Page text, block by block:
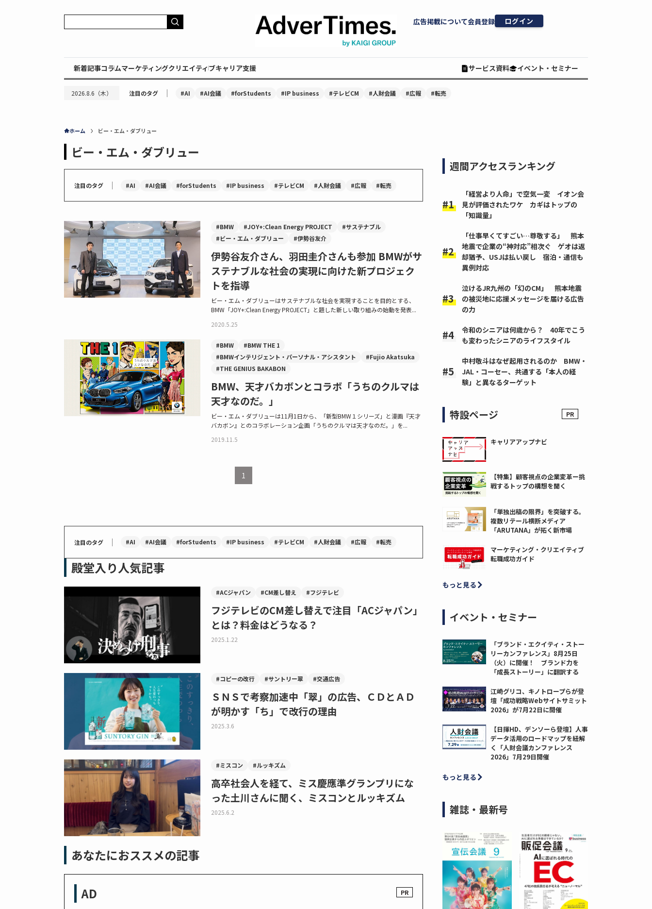
広告掲載について会員登録 ログイン
新着記事コラムマーケティングクリエイティブキャリア支援 サービス資料 イベント・セミナー
2026.8.6（木） 注目のタグ ｜ #AI #AI会議 #forStudents #IP business #テレビCM #人財会議 #広報 #転売
ホーム ビー・エム・ダブリュー
ビー・エム・ダブリュー
注目のタグ ｜ #AI #AI会議 #forStudents #IP business #テレビCM #人財会議 #広報 #転売
#BMW #JOY+:Clean Energy PROJECT
#サステナブル
#ビー・エム・ダブリュー
#伊勢谷友介
伊勢谷友介さん、羽田圭介さんも参加 BMWがサ
ステナブルな社会の実現に向けた新プロジェク
トを指導
ビー・エム・ダブリューはサステナブルな社会を実現することを目的とする、
BMW「JOY+:Clean Energy PROJECT」と題した新しい取り組みの始動を発表...
2020.5.25
#BMW
#BMW THE 1
#BMWインテリジェント・パーソナル・アシスタント
#Fujio Akatsuka
#THE GENIUS BAKABON
BMW、天才バカボンとコラボ「うちのクルマは
天才なのだ。」
ビー・エム・ダブリューは11月1日から、「新型BMW１シリーズ」と漫画『天才
バカボン』とのコラボレーション企画「うちのクルマは天才なのだ。」を...
2019.11.5
1
注目のタグ ｜ #AI #AI会議 #forStudents #IP business #テレビCM #人財会議 #広報 #転売
殿堂入り人気記事
#ACジャパン #CM差し替え #フジテレビ
フジテレビのCM差し替えで注目「ACジャパン」
とは？料金はどうなる？
2025.1.22
#コピーの改行 #サントリー翠 #交通広告
ＳＮＳで考察加速中「翠」の広告、ＣＤとＡＤ
が明かす「ち」で改行の理由
2025.3.6
#ミスコン #ルッキズム
高卒社会人を経て、ミス慶應準グランプリにな
った土川さんに聞く、ミスコンとルッキズム
2025.6.2
あなたにおススメの記事
AD
週間アクセスランキング
「経営より人命」で空気一変 イオン会
見が評価されたワケ カギはトップの
「知識量」
「仕事早くてすごい…尊敬する」 熊本
地震で企業の“神対応”相次ぐ ゲオは返
却猶予、USJは払い戻し 宿泊・通信も
異例対応
泣けるJR九州の「幻のCM」 熊本地震
の被災地に応援メッセージを届ける広告
の力
令和のシニアは何歳から？ 40年でこう
も変わったシニアのライフスタイル
中村敬斗はなぜ起用されるのか BMW・
JAL・コーセー、共通する「本人の経
験」と異なるターゲット
特設ページ
キャリアアップナビ
【特集】顧客視点の企業変革ー挑
戦するトップの構想を聞く
「単独出稿の限界」を突破する。
複数リテール横断メディア
「ARUTANA」が拓く新市場
マーケティング・クリエイティブ
転職成功ガイド
もっと見る
イベント・セミナー
「ブランド・エクイティ・ストー
リーカンファレンス」8月25日
（火）に開催！ ブランド力を
「成長ストーリー」に翻訳する
江崎グリコ、キノトロープらが登
壇「成功戦略Webサイトサミット
2026」が7月22日に開催
【日揮HD、デンソーら登壇】人事
データ活用のロードマップを紐解
く「人財会議カンファレンス
2026」7月29日開催
もっと見る
雑誌・最新号